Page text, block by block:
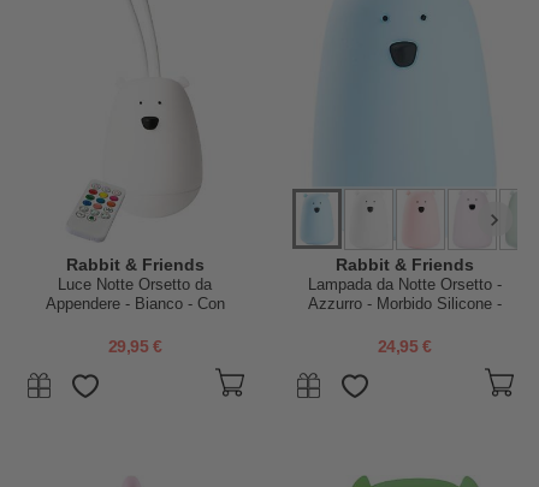
Rabbit & Friends
Luce Notte Orsetto da
Appendere - Bianco - Con
29,95 €
Rabbit & Friends
Lampada da Notte Orsetto -
Azzurro - Morbido Silicone -
24,95 €